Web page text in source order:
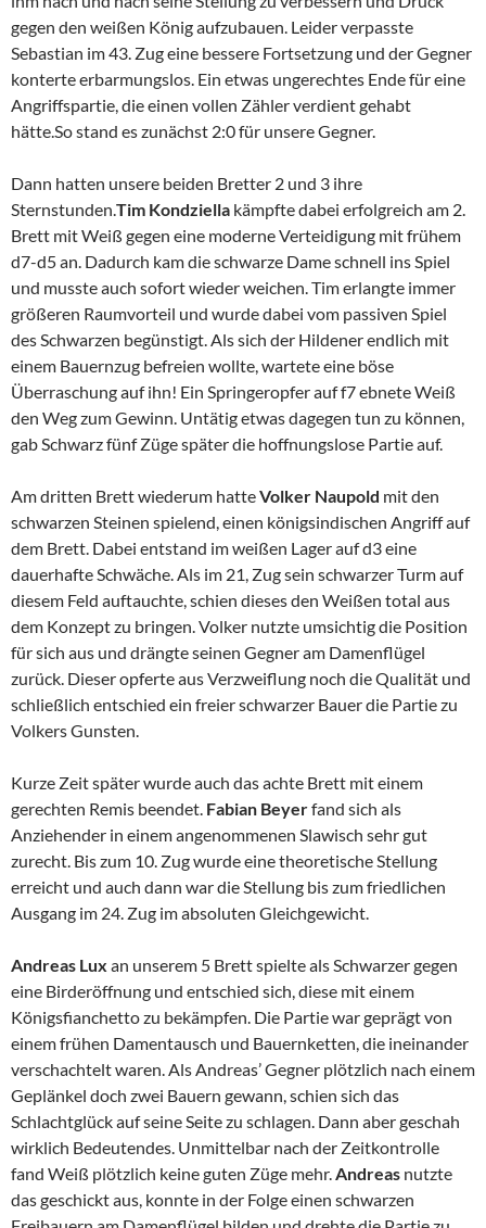
gegen den weißen König aufzubauen. Leider verpasste
Sebastian im 43. Zug eine bessere Fortsetzung und der Gegner
konterte erbarmungslos. Ein etwas ungerechtes Ende für eine
Angriffspartie, die einen vollen Zähler verdient gehabt
hätte.So stand es zunächst 2:0 für unsere Gegner.
Dann hatten unsere beiden Bretter 2 und 3 ihre
Sternstunden.Tim Kondziella kämpfte dabei erfolgreich am 2.
Brett mit Weiß gegen eine moderne Verteidigung mit frühem
d7-d5 an. Dadurch kam die schwarze Dame schnell ins Spiel
und musste auch sofort wieder weichen. Tim erlangte immer
größeren Raumvorteil und wurde dabei vom passiven Spiel
des Schwarzen begünstigt. Als sich der Hildener endlich mit
einem Bauernzug befreien wollte, wartete eine böse
Überraschung auf ihn! Ein Springeropfer auf f7 ebnete Weiß
den Weg zum Gewinn. Untätig etwas dagegen tun zu können,
gab Schwarz fünf Züge später die hoffnungslose Partie auf.
Am dritten Brett wiederum hatteVolker Naupold mit den
schwarzen Steinen spielend, einen königsindischen Angriff auf
dem Brett. Dabei entstand im weißen Lager auf d3 eine
dauerhafte Schwäche. Als im 21, Zug sein schwarzer Turm auf
diesem Feld auftauchte, schien dieses den Weißen total aus
dem Konzept zu bringen. Volker nutzte umsichtig die Position
für sich aus und drängte seinen Gegner am Damenflügel
zurück. Dieser opferte aus Verzweiflung noch die Qualität und
schließlich entschied ein freier schwarzer Bauer die Partie zu
Volkers Gunsten.
Kurze Zeit später wurde auch das achte Brett mit einem
gerechten Remis beendet. Fabian Beyerfand sich als
Anziehender in einem angenommenen Slawisch sehr gut
zurecht. Bis zum 10. Zug wurde eine theoretische Stellung
erreicht und auch dann war die Stellung bis zum friedlichen
Ausgang im 24. Zug im absoluten Gleichgewicht.
Andreas Lux an unserem 5 Brett spielte als Schwarzer gegen
eine Birderöffnung und entschied sich, diese mit einem
Königsfianchetto zu bekämpfen. Die Partie war geprägt von
einem frühen Damentausch und Bauernketten, die ineinander
verschachtelt waren. Als Andreas’ Gegner plötzlich nach einem
Geplänkel doch zwei Bauern gewann, schien sich das
Schlachtglück auf seine Seite zu schlagen. Dann aber geschah
wirklich Bedeutendes. Unmittelbar nach der Zeitkontrolle
fand Weiß plötzlich keine guten Züge mehr.Andreas nutzte
das geschickt aus, konnte in der Folge einen schwarzen